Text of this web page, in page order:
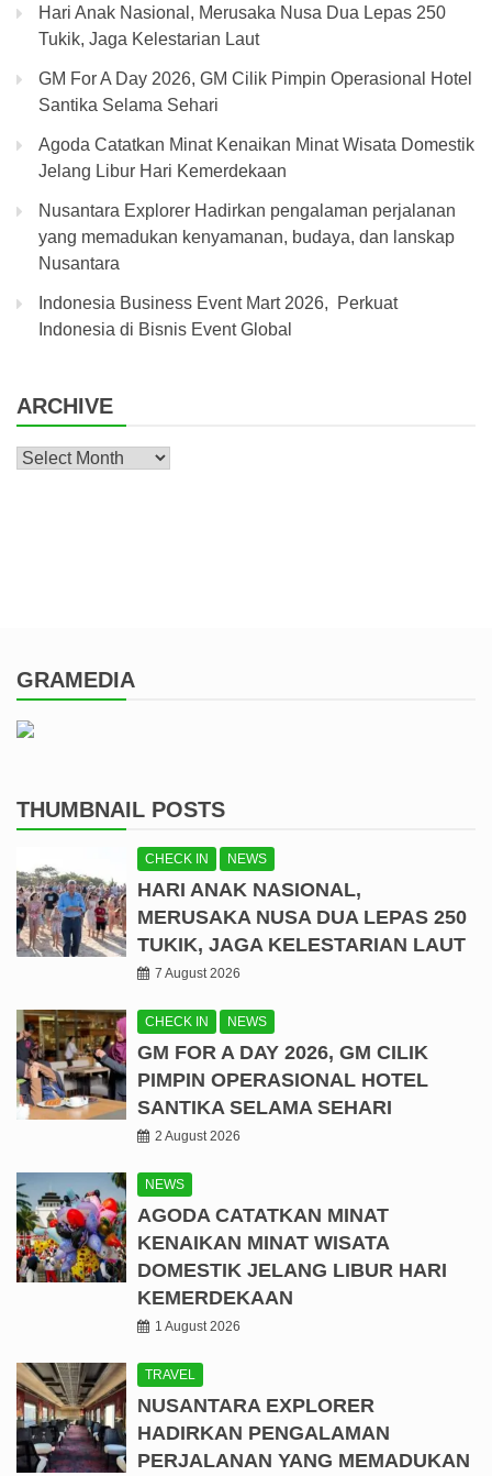
Hari Anak Nasional, Merusaka Nusa Dua Lepas 250
Tukik, Jaga Kelestarian Laut
GM For A Day 2026, GM Cilik Pimpin Operasional Hotel
Santika Selama Sehari
Agoda Catatkan Minat Kenaikan Minat Wisata Domestik
Jelang Libur Hari Kemerdekaan
Nusantara Explorer Hadirkan pengalaman perjalanan
yang memadukan kenyamanan, budaya, dan lanskap
Nusantara
Indonesia Business Event Mart 2026, Perkuat
Indonesia di Bisnis Event Global
ARCHIVE
Archive
GRAMEDIA
THUMBNAIL POSTS
CHECK IN NEWS
HARI ANAK NASIONAL,
MERUSAKA NUSA DUA LEPAS 250
TUKIK, JAGA KELESTARIAN LAUT
7 August 2026
CHECK IN NEWS
GM FOR A DAY 2026, GM CILIK
PIMPIN OPERASIONAL HOTEL
SANTIKA SELAMA SEHARI
2 August 2026
NEWS
AGODA CATATKAN MINAT
KENAIKAN MINAT WISATA
DOMESTIK JELANG LIBUR HARI
KEMERDEKAAN
1 August 2026
TRAVEL
NUSANTARA EXPLORER
HADIRKAN PENGALAMAN
PERJALANAN YANG MEMADUKAN